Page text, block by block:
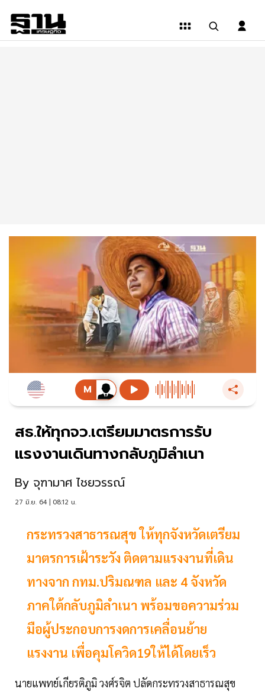
สธ.ให้ทุกจว.เตรียมมาตรการรับ
แรงงานเดินทางกลับภูมิลำเนา
By จุฑามาศ ไชยวรรณ์
27 มิ.ย. 64 | 08:12 น.
กระทรวงสาธารณสุข ให้ทุกจังหวัดเตรียม
มาตรการเฝ้าระวัง ติดตามแรงงานที่เดิน
ทางจาก กทม.ปริมณฑล และ 4 จังหวัด
ภาคใต้กลับภูมิลำเนา พร้อมขอความร่วม
มือผู้ประกอบการงดการเคลื่อนย้าย
แรงงาน เพื่อคุมโควิด19ให้ได้โดยเร็ว
นายแพทย์เกียรติภูมิ วงศ์รจิต ปลัดกระทรวงสาธารณสุข